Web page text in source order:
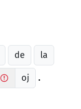
de la
oj .